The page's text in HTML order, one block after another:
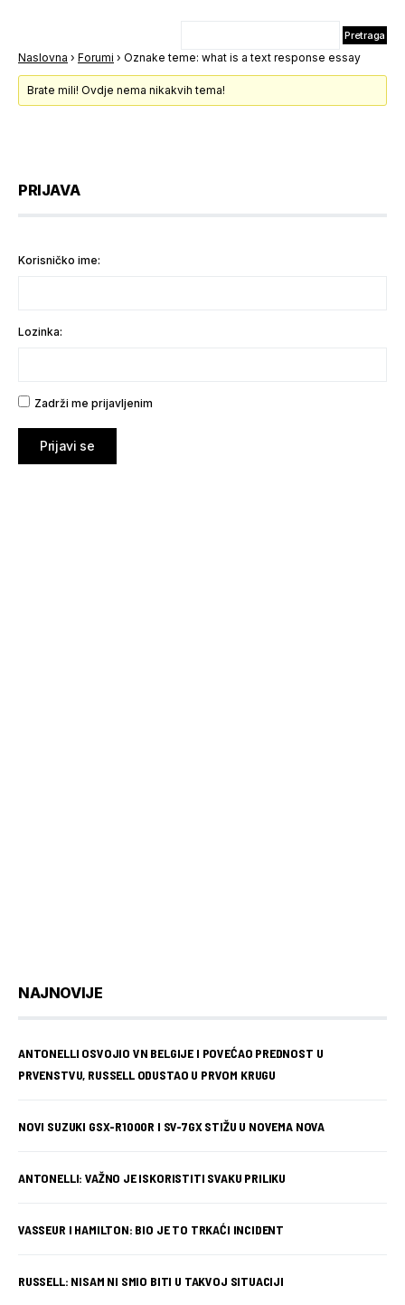
Naslovna › Forumi › Oznake teme: what is a text response essay
Brate mili! Ovdje nema nikakvih tema!
PRIJAVA
Korisničko ime:
Lozinka:
Zadrži me prijavljenim
Prijavi se
NAJNOVIJE
ANTONELLI OSVOJIO VN BELGIJE I POVEĆAO PREDNOST U
PRVENSTVU, RUSSELL ODUSTAO U PRVOM KRUGU
NOVI SUZUKI GSX-R1000R I SV-7GX STIŽU U NOVEMA NOVA
ANTONELLI: VAŽNO JE ISKORISTITI SVAKU PRILIKU
VASSEUR I HAMILTON: BIO JE TO TRKAĆI INCIDENT
RUSSELL: NISAM NI SMIO BITI U TAKVOJ SITUACIJI